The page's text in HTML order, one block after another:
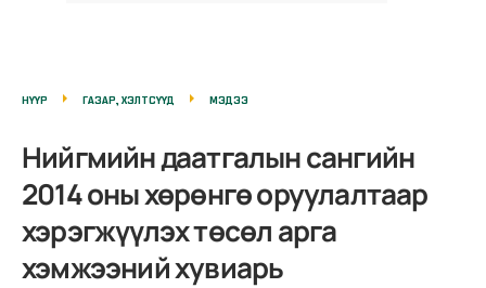
НҮҮР ГАЗАР, ХЭЛТСҮҮД МЭДЭЭ
Нийгмийн даатгалын сангийн
2014 оны хөрөнгө оруулалтаар
хэрэгжүүлэх төсөл арга
хэмжээний хувиарь